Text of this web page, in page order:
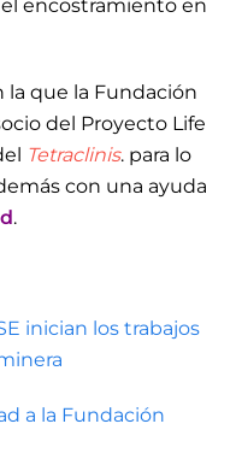
encostramiento en
la que la Fundación
del Proyecto Life
Tetraclinis. para lo
con una ayuda
.
inician los trabajos
a la Fundación